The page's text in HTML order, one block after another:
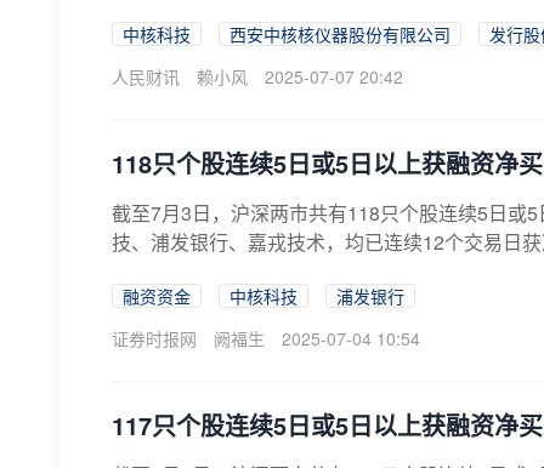
中核科技 西安中核核仪器股份有限公司
发行
人民财讯
赖小风 2025-07-07 20:42
118只个股连续5日或5日以上获融资净
截至7月3日，沪深两市共有118只个股连续5日或
技、浦发银行、嘉戎技术，均已连续12个交易日
融资资金 中核科技
浦发银行
证券时报网
阙福生 2025-07-04 10:54
117只个股连续5日或5日以上获融资净